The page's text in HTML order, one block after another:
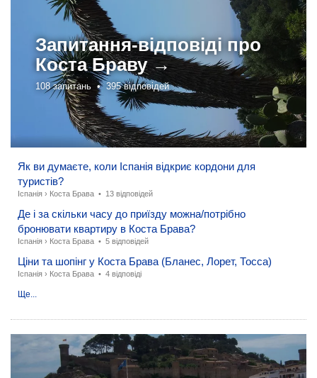
Запитання-відповіді про
Коста Браву →
108 запитань • 395 відповідей
Як ви думаєте, коли Іспанія відкриє кордони для
туристів?
Іспанія › Коста Брава • 13 відповідей
Де і за скільки часу до приїзду можна/потрібно
бронювати квартиру в Коста Брава?
Іспанія › Коста Брава • 5 відповідей
Ціни та шопінг у Коста Брава (Бланес, Лорет, Тосса)
Іспанія › Коста Брава • 4 відповіді
Ще...